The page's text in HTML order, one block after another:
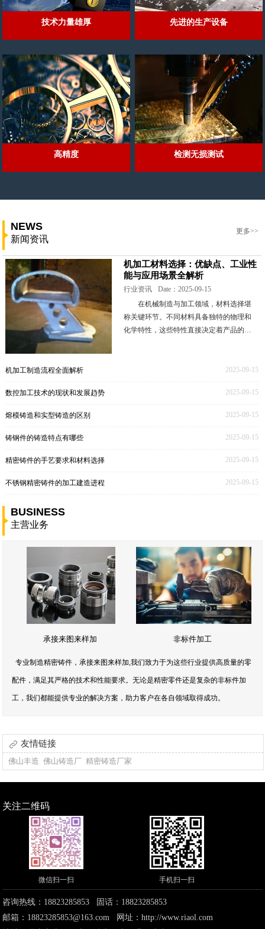
技术力量雄厚 先进的生产设备
高精度 检测无损测试
NEWS
新闻资讯
更多>>
机加工材料选择：优缺点、工业性
能与应用场景全解析
行业资讯
Date：2025-09-15
在机械制造与加工领域，材料选择堪
称关键环节。不同材料具备独特的物理和
化学特性，这些特性直接决定着产品的性
2025-09-15
机加工制造流程全面解析
2025-09-15
数控加工技术的现状和发展趋势
2025-09-15
熔模铸造和实型铸造的区别
2025-09-15
铸钢件的铸造特点有哪些
2025-09-15
精密铸件的手艺要求和材料选择
2025-09-15
不锈钢精密铸件的加工建造进程
BUSINESS
主营业务
承接来图来样加 非标件加工
专业制造精密铸件，承接来图来样加,我们致力于为这些行业提供高质量的零
配件，满足其严格的技术和性能要求。无论是精密零件还是复杂的非标件加
工，我们都能提供专业的解决方案，助力客户在各自领域取得成功。
友情链接
佛山丰造 佛山铸造厂 精密铸造厂家
关注二维码
微信扫一扫 手机扫一扫
咨询热线：18823285853 固话：18823285853
邮箱：18823285853@163.com 网址：http://www.riaol.com